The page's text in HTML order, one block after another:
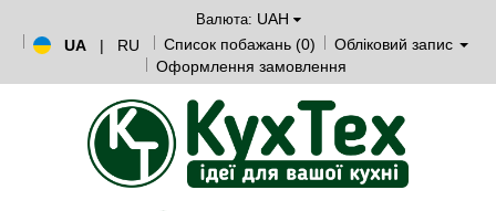
Валюта: UAH
UA
| RU Список побажань (0)
Обліковий запис
Оформлення замовлення